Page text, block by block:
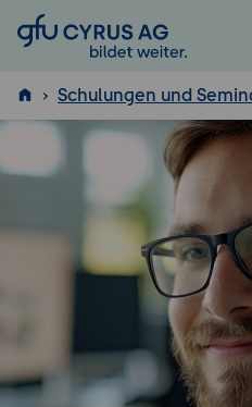
GFU Cyrus AG
Schulungen und